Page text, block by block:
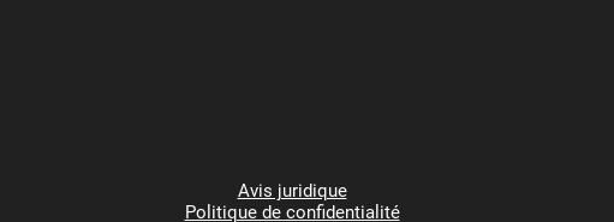
Avis juridique
Politique de confidentialité